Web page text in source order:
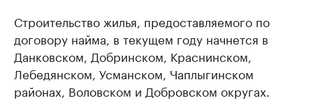
Строительство жилья, предоставляемого по
договору найма, в текущем году начнется в
Данковском, Добринском, Краснинском,
Лебедянском, Усманском, Чаплыгинском
районах, Воловском и Добровском округах.